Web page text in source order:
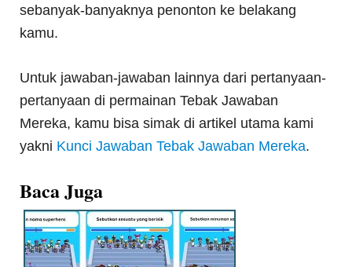
sebanyak-banyaknya penonton ke belakang
kamu.
Untuk jawaban-jawaban lainnya dari pertanyaan-
pertanyaan di permainan Tebak Jawaban
Mereka, kamu bisa simak di artikel utama kami
yakni Kunci Jawaban Tebak Jawaban Mereka.
Baca Juga